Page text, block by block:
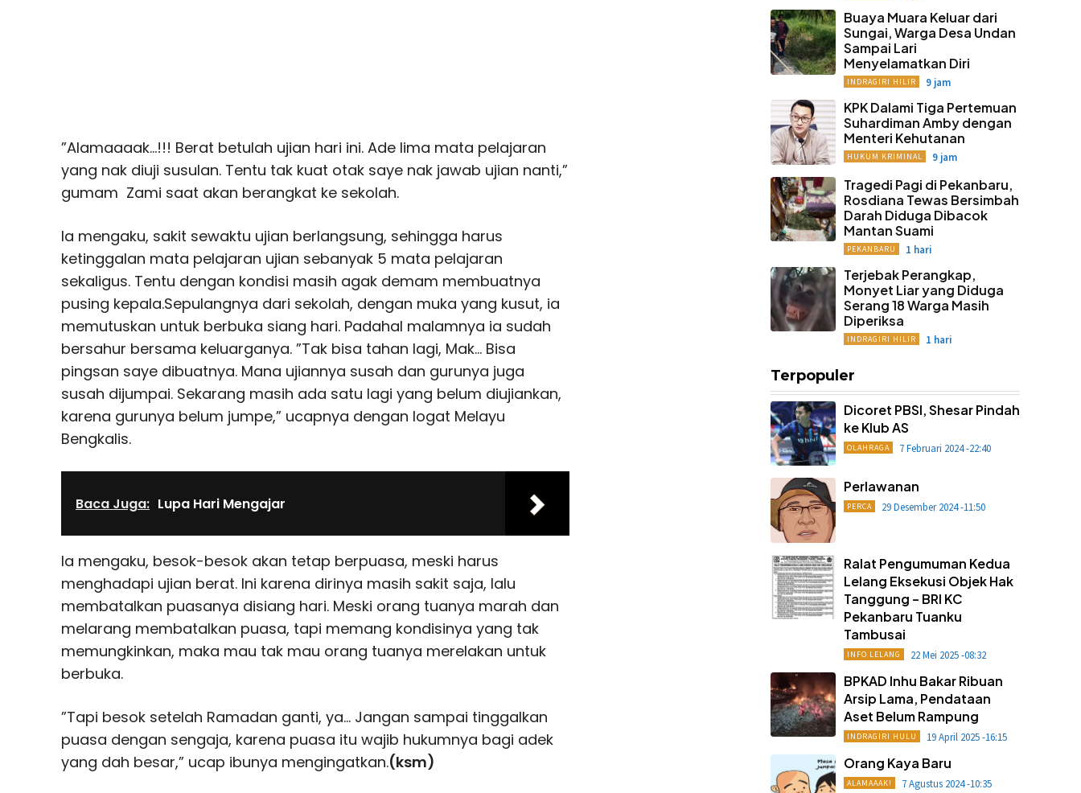
”Alamaaaak…!!! Berat betulah ujian hari ini. Ade lima mata pelajaran
yang nak diuji susulan. Tentu tak kuat otak saye nak jawab ujian nanti,”
gumam Zami saat akan berangkat ke sekolah.
Ia mengaku, sakit sewaktu ujian berlangsung, sehingga harus
ketinggalan mata pelajaran ujian sebanyak 5 mata pelajaran
sekaligus. Tentu dengan kondisi masih agak demam membuatnya
pusing kepala.Sepulangnya dari sekolah, dengan muka yang kusut, ia
memutuskan untuk berbuka siang hari. Padahal malamnya ia sudah
bersahur bersama keluarganya. ”Tak bisa tahan lagi, Mak… Bisa
pingsan saye dibuatnya. Mana ujiannya susah dan gurunya juga
susah dijumpai. Sekarang masih ada satu lagi yang belum diujiankan,
karena gurunya belum jumpe,” ucapnya dengan logat Melayu
Bengkalis.
Baca Juga: Lupa Hari Mengajar
Ia mengaku, besok-besok akan tetap berpuasa, meski harus
menghadapi ujian berat. Ini karena dirinya masih sakit saja, lalu
membatalkan puasanya disiang hari. Meski orang tuanya marah dan
melarang membatalkan puasa, tapi memang kondisinya yang tak
memungkinkan, maka mau tak mau orang tuanya merelakan untuk
berbuka.
”Tapi besok setelah Ramadan ganti, ya… Jangan sampai tinggalkan
puasa dengan sengaja, karena puasa itu wajib hukumnya bagi adek
yang dah besar,” ucap ibunya mengingatkan.(ksm)
Buaya Muara Keluar dari
Sungai, Warga Desa Undan
Sampai Lari
Menyelamatkan Diri
INDRAGIRI HILIR 9 jam
KPK Dalami Tiga Pertemuan
Suhardiman Amby dengan
Menteri Kehutanan
HUKUM KRIMINAL 9 jam
Tragedi Pagi di Pekanbaru,
Rosdiana Tewas Bersimbah
Darah Diduga Dibacok
Mantan Suami
PEKANBARU 1 hari
Terjebak Perangkap,
Monyet Liar yang Diduga
Serang 18 Warga Masih
Diperiksa
INDRAGIRI HILIR 1 hari
Terpopuler
Dicoret PBSI, Shesar Pindah
ke Klub AS
OLAHRAGA 7 Februari 2024 -22:40
Perlawanan
PERCA 29 Desember 2024 -11:50
Ralat Pengumuman Kedua
Lelang Eksekusi Objek Hak
Tanggung – BRI KC
Pekanbaru Tuanku
Tambusai
INFO LELANG 22 Mei 2025 -08:32
BPKAD Inhu Bakar Ribuan
Arsip Lama, Pendataan
Aset Belum Rampung
INDRAGIRI HULU 19 April 2025 -16:15
Orang Kaya Baru
ALAMAAAK! 7 Agustus 2024 -10:35